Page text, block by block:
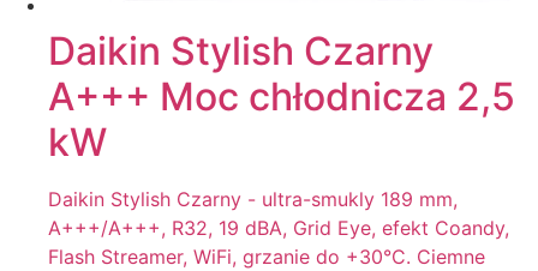
Daikin Stylish Czarny
A+++ Moc chłodnicza 2,5
kW
Daikin Stylish Czarny - ultra-smukly 189 mm,
A+++/A+++, R32, 19 dBA, Grid Eye, efekt Coandy,
Flash Streamer, WiFi, grzanie do +30°C. Ciemne